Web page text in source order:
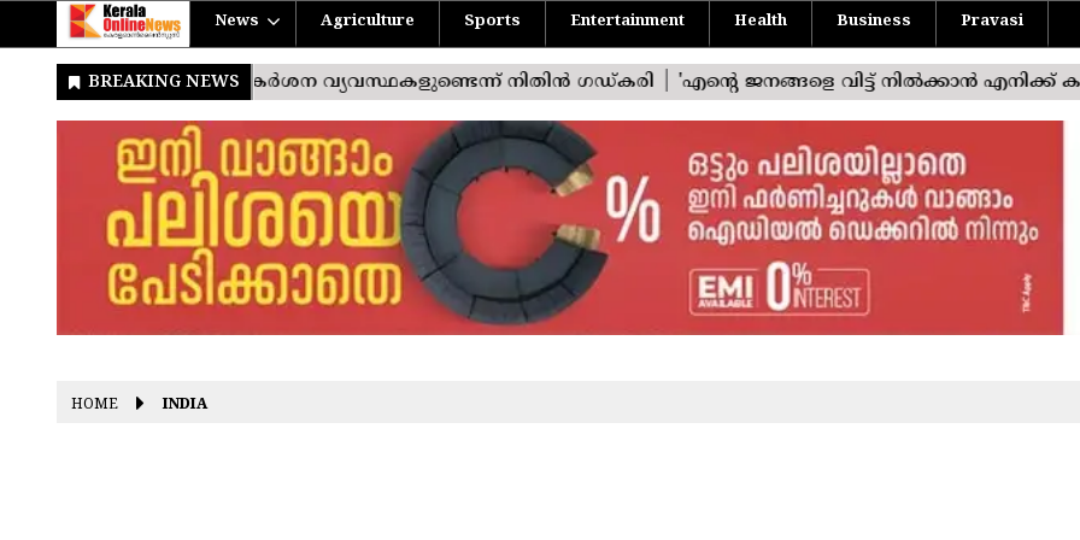
News Agriculture Sports Entertainment Health Business Pravasi
HOME INDIA